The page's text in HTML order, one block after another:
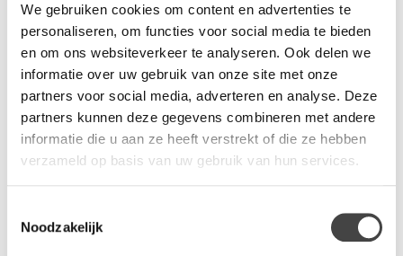
We gebruiken cookies om content en advertenties te
personaliseren, om functies voor social media te bieden
en om ons websiteverkeer te analyseren. Ook delen we
informatie over uw gebruik van onze site met onze
partners voor social media, adverteren en analyse. Deze
partners kunnen deze gegevens combineren met andere
informatie die u aan ze heeft verstrekt of die ze hebben
verzameld op basis van uw gebruik van hun services.
Noodzakelijk
Soort wielen: multifunctioneel (voor harde en zachte
ondergrond)
Voetenkruis: zwart kunststof of aluminium gepolijst
Norm: NEN-EN1335
Zithoogte verstelling
Zittingbreedte: 46 cm
Totale diepte: 56,7 t/m 62,5 cm